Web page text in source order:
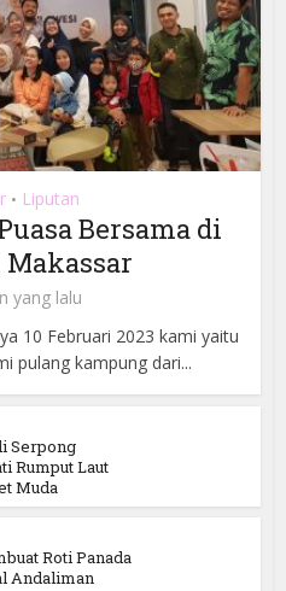
• Liputan
Bersama di
Makassar
yang lalu
10 Februari 2023 kami yaitu
pulang kampung dari...
Serpong
Rumput Laut
Muda
Roti Panada
Andaliman